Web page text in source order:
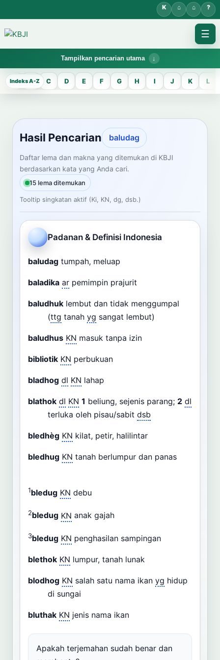
☰
Tampilkan pencarian utama
KBJI WORKSPACE
Hasil Pencarian
Temukan lema Jawa dan maknanya dalam bahasa Indonesia saat
mengelola data Kamus Bahasa Jawa-Indonesia.
CARI LEMA JAWA
Masukkan kata Jawa
Dashboard Pencarian
A B C D E F G H I J K L
Hasil Pencarian baludag
Daftar lema dan makna yang ditemukan di KBJI
berdasarkan kata yang Anda cari.
15 lema ditemukan
Tooltip singkatan aktif (Ki, KN, dg, dsb.)
Padanan & Definisi Indonesia
baludag tumpah, meluap
baladika ar pemimpin prajurit
baludhuk lembut dan tidak menggumpal
(ttg tanah yg sangat lembut)
baludhus KN masuk tanpa izin
bibliotik KN perbukuan
bladhog dl KN lahap
blathok dl KN 1 beliung, sejenis parang; 2 dl
terluka oleh pisau/sabit dsb
bledhèg KN kilat, petir, halilintar
bledhug KN tanah berlumpur dan panas
1bledug KN debu
2bledug KN anak gajah
3bledug KN penghasilan sampingan
blethok KN lumpur, tanah lunak
blodhog KN salah satu nama ikan yg hidup
di sungai
bluthak KN jenis nama ikan
Apakah terjemahan sudah benar dan